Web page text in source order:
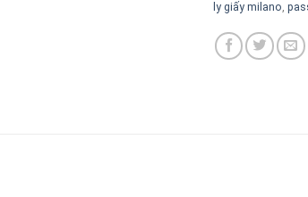
ly giấy milano,